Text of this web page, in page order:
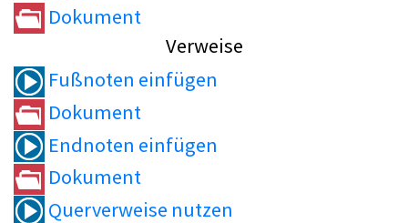
Dokument
Verweise
Fußnoten einfügen
Dokument
Endnoten einfügen
Dokument
Querverweise nutzen